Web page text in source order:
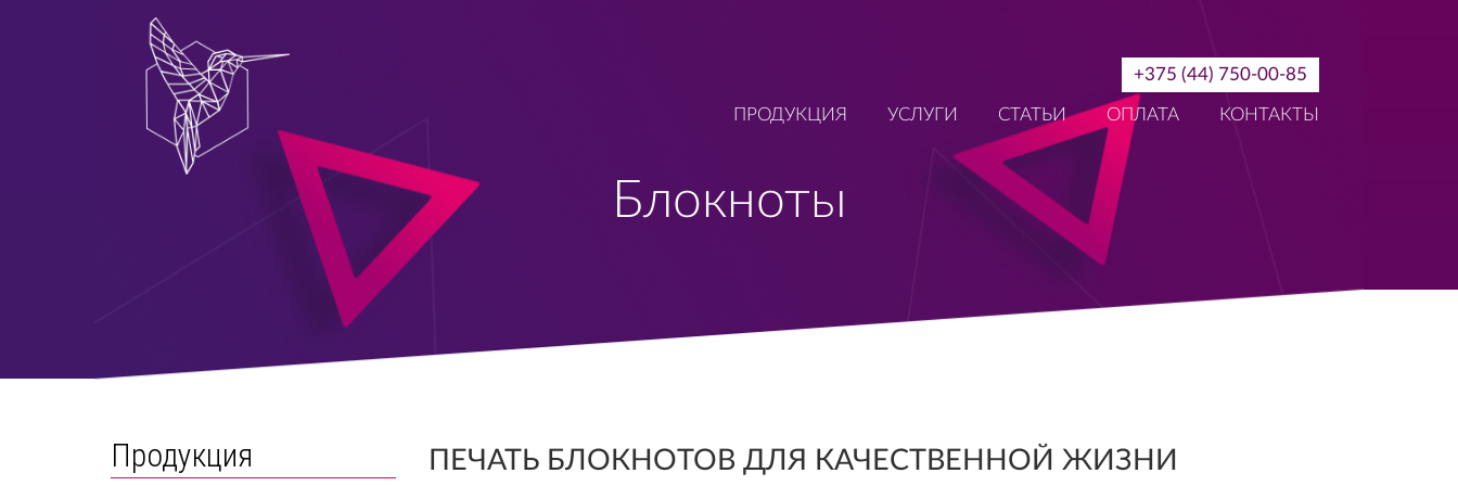
+375 (44) 750-00-85
ПРОДУКЦИЯ УСЛУГИ СТАТЬИ ОПЛАТА КОНТАКТЫ
Блокноты
ПЕЧАТЬ БЛОКНОТОВ ДЛЯ КАЧЕСТВЕННОЙ ЖИЗНИ
Продукция